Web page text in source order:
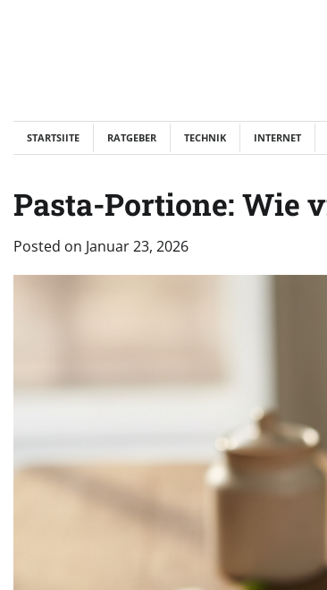
STARTSIITE RATGEBER TECHNIK INTERNET
Pasta-Portione: Wie
Posted on Januar 23, 2026